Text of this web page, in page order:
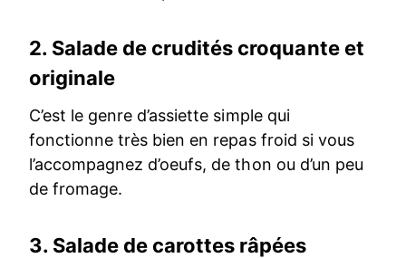
2. Salade de crudités croquante et
originale
C’est le genre d’assiette simple qui
fonctionne très bien en repas froid si vous
l’accompagnez d’oeufs, de thon ou d’un peu
de fromage.
3. Salade de carottes râpées